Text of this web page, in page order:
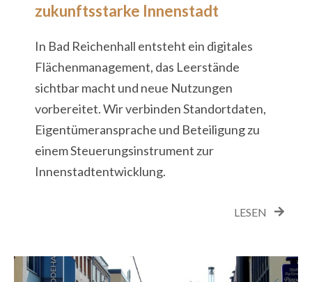
zukunftsstarke Innenstadt
In Bad Reichenhall entsteht ein digitales
Flächenmanagement, das Leerstände
sichtbar macht und neue Nutzungen
vorbereitet. Wir verbinden Standortdaten,
Eigentümeransprache und Beteiligung zu
einem Steuerungsinstrument zur
Innenstadtentwicklung.
LESEN